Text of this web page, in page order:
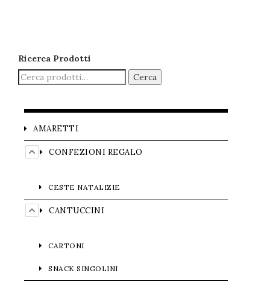
Ricerca Prodotti
Cerca
AMARETTI
CONFEZIONI REGALO
CESTE NATALIZIE
CANTUCCINI
CARTONI
SNACK SINGOLINI